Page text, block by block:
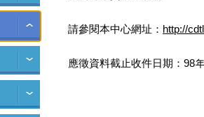
請參閱本中心網址： http://
應徵資料截止收件日期：98